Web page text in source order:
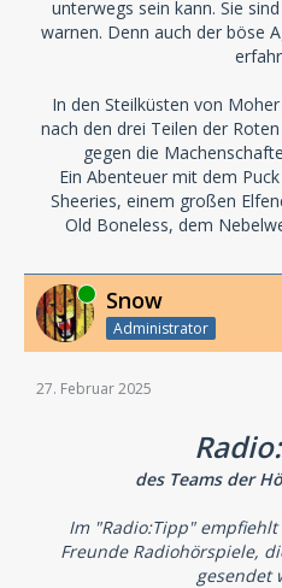
unterwegs sein kann. Sie
warnen. Denn auch der böse
In den Steilküsten von
nach den drei Teilen der
gegen die
Ein Abenteuer mit dem
Sheeries, einem großen
Old Boneless, dem
Online Snow
Administrator
27. Februar 2025
des Teams der
Im "Radio:Tipp"
Freunde Radiohörspiele,
gesendet